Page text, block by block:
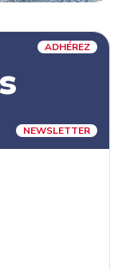
ADHÉREZ
NEWSLETTER